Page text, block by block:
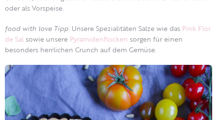
oder als Vorspeise.
food with love Tipp: Unsere Spezialitäten Salze wie das Pink Flor
de Sal sowie unsere Pyramidenflocken sorgen für einen
besonders herrlichen Crunch auf dem Gemüse.